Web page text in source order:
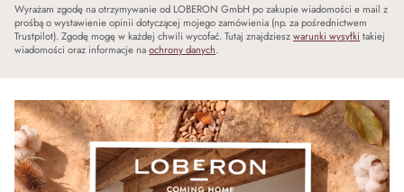
Wyrażam zgodę na otrzymywanie od LOBERON GmbH po zakupie wiadomości e mail z
prośbą o wystawienie opinii dotyczącej mojego zamówienia (np. za pośrednictwem
Trustpilot). Zgodę mogę w każdej chwili wycofać. Tutaj znajdzieszwarunki wysyłki takiej
wiadomości oraz informacje naochrony danych.